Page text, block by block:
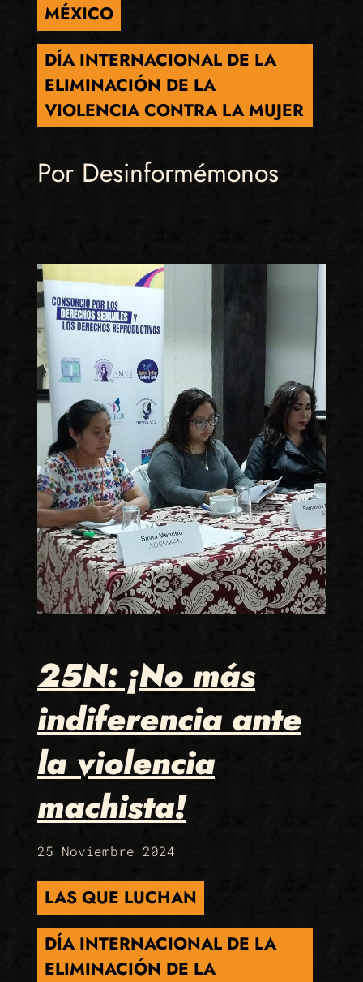
MÉXICO
DÍA INTERNACIONAL DE LA
ELIMINACIÓN DE LA
VIOLENCIA CONTRA LA MUJER
Por Desinformémonos
25N: ¡No más
indiferencia ante
la violencia
machista!
25 Noviembre 2024
LAS QUE LUCHAN
DÍA INTERNACIONAL DE LA
ELIMINACIÓN DE LA